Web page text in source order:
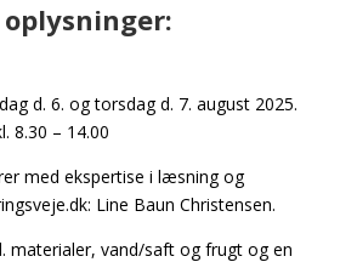
d. 6. og torsdag d. 7. august 2025.
8.30 – 14.00
med ekspertise i læsning og
Line Baun Christensen.
materialer, vand/saft og frugt og en